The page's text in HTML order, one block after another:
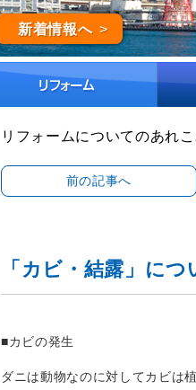
新着情報へ
リフォームについてのあれ
前の記事へ
「カビ・結露」につ
■カビの発生
ダニは動物なのに対してカビは